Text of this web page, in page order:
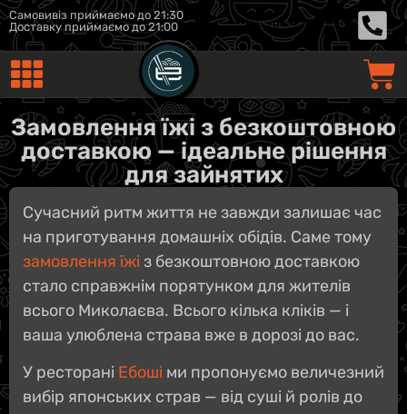
Самовивіз приймаємо до 21:30
Доставку приймаємо до 21:00
Замовлення їжі з безкоштовною
доставкою — ідеальне рішення
для зайнятих
Сучасний ритм життя не завжди залишає час
на приготування домашніх обідів. Саме тому
замовлення їжі з безкоштовною доставкою
стало справжнім порятунком для жителів
всього Миколаєва. Всього кілька кліків — і
ваша улюблена страва вже в дорозі до вас.
У ресторані Ебоші ми пропонуємо величезний
вибір японських страв — від суші й ролів до